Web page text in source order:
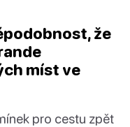
že
míst ve
pro cestu zpět